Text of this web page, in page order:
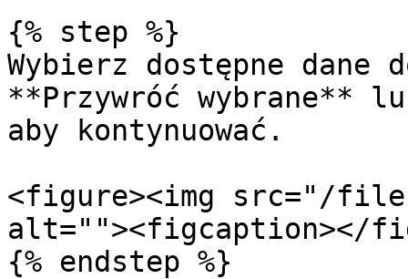
{% step %}
Wybierz dostępne
**Przywróć wybrane**
aby kontynuować.
<figure><img src="/files/
alt=""><figcaption></
{% endstep %}